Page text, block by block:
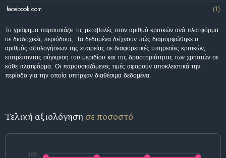
facebook.com
(1)
Το γράφημα παρουσιάζει τις μεταβολές στον αριθμό κριτικών ανά πλατφόρμα
σε διαδοχικές περιόδους. Τα δεδομένα δείχνουν πώς διαμορφώθηκε ο
αριθμός αξιολογήσεων της εταιρείας σε διαφορετικές υπηρεσίες κριτικών,
επιτρέποντας σύγκριση του μεριδίου και της δραστηριότητας των χρηστών σε
κάθε πλατφόρμα. Οι παρουσιαζόμενες τιμές αφορούν αποκλειστικά την
περίοδο για την οποία υπήρχαν διαθέσιμα δεδομένα.
Τελική αξιολόγηση σε ποσοστό
100